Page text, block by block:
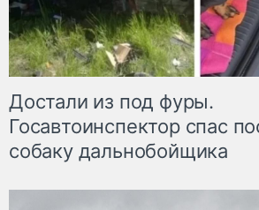
Достали из под фуры.
Госавтоинспектор спас
собаку дальнобойщика